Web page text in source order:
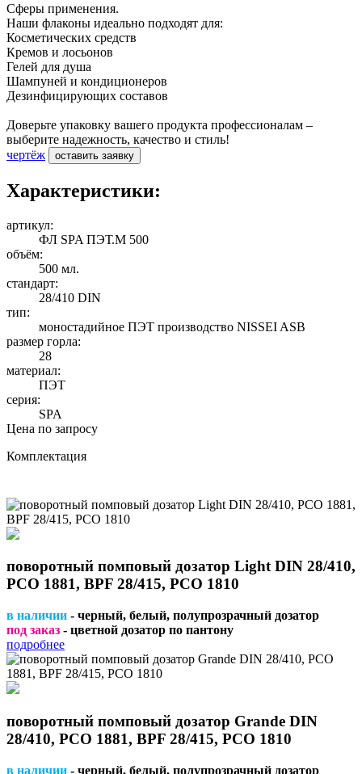
Сферы применения.
Наши флаконы идеально подходят для:
Косметических средств
Кремов и лосьонов
Гелей для душа
Шампуней и кондиционеров
Дезинфицирующих составов
Доверьте упаковку вашего продукта профессионалам –
выберите надежность, качество и стиль!
чертёж
оставить заявку
Характеристики:
артикул:
ФЛ SPA ПЭТ.М 500
объём:
500 мл.
стандарт:
28/410 DIN
тип:
моностадийное ПЭТ производство NISSEI ASB
размер горла:
28
материал:
ПЭТ
серия:
SPA
Цена по запросу
Комплектация
поворотный помповый дозатор Light DIN 28/410,
PCO 1881, BPF 28/415, PCO 1810
в наличии - черный, белый, полупрозрачный дозатор
под заказ - цветной дозатор по пантону
подробнее
поворотный помповый дозатор Grande DIN
28/410, PCO 1881, BPF 28/415, PCO 1810
в наличии - черный, белый, полупрозрачный дозатор